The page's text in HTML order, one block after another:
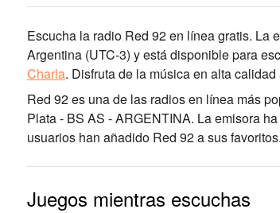
Escucha la radio Red 92 en línea gratis. La
Argentina (UTC-3) y está disponible para
Charla. Disfruta de la músicaen alta calidad
Red 92 es una de las radios en línea más
Plata - BS AS - ARGENTINA. La emisora
usuarios han añadido Red 92 a sus favoritos.
Juegos mientras escuchas